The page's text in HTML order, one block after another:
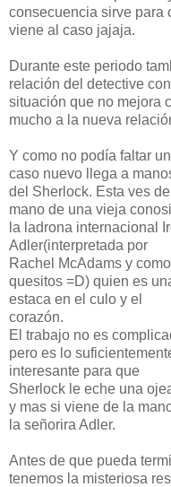
consecuencia sirve para
viene al caso jajaja.
Durante este periodo
relación del detective
situación que no mejora
mucho a la nueva
Y como no podía faltar un
caso nuevo llega a
del Sherlock. Esta ves
mano de una vieja
la ladrona internacional
Adler(interpretada por
Rachel McAdams y
quesitos =D) quien es
estaca en el culo y el
corazón.
El trabajo no es
pero es lo
interesante para que
Sherlock le eche una
y mas si viene de la
la señorira Adler.
Antes de que pueda
tenemos la misteriosa